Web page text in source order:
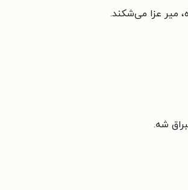
میر عزا می‌شکند.
شه.